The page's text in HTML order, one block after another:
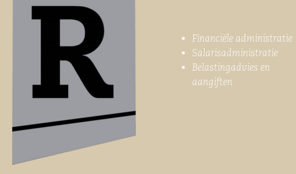
Financiële administratie
Salarisadministratie
Belastingadvies en
aangiften